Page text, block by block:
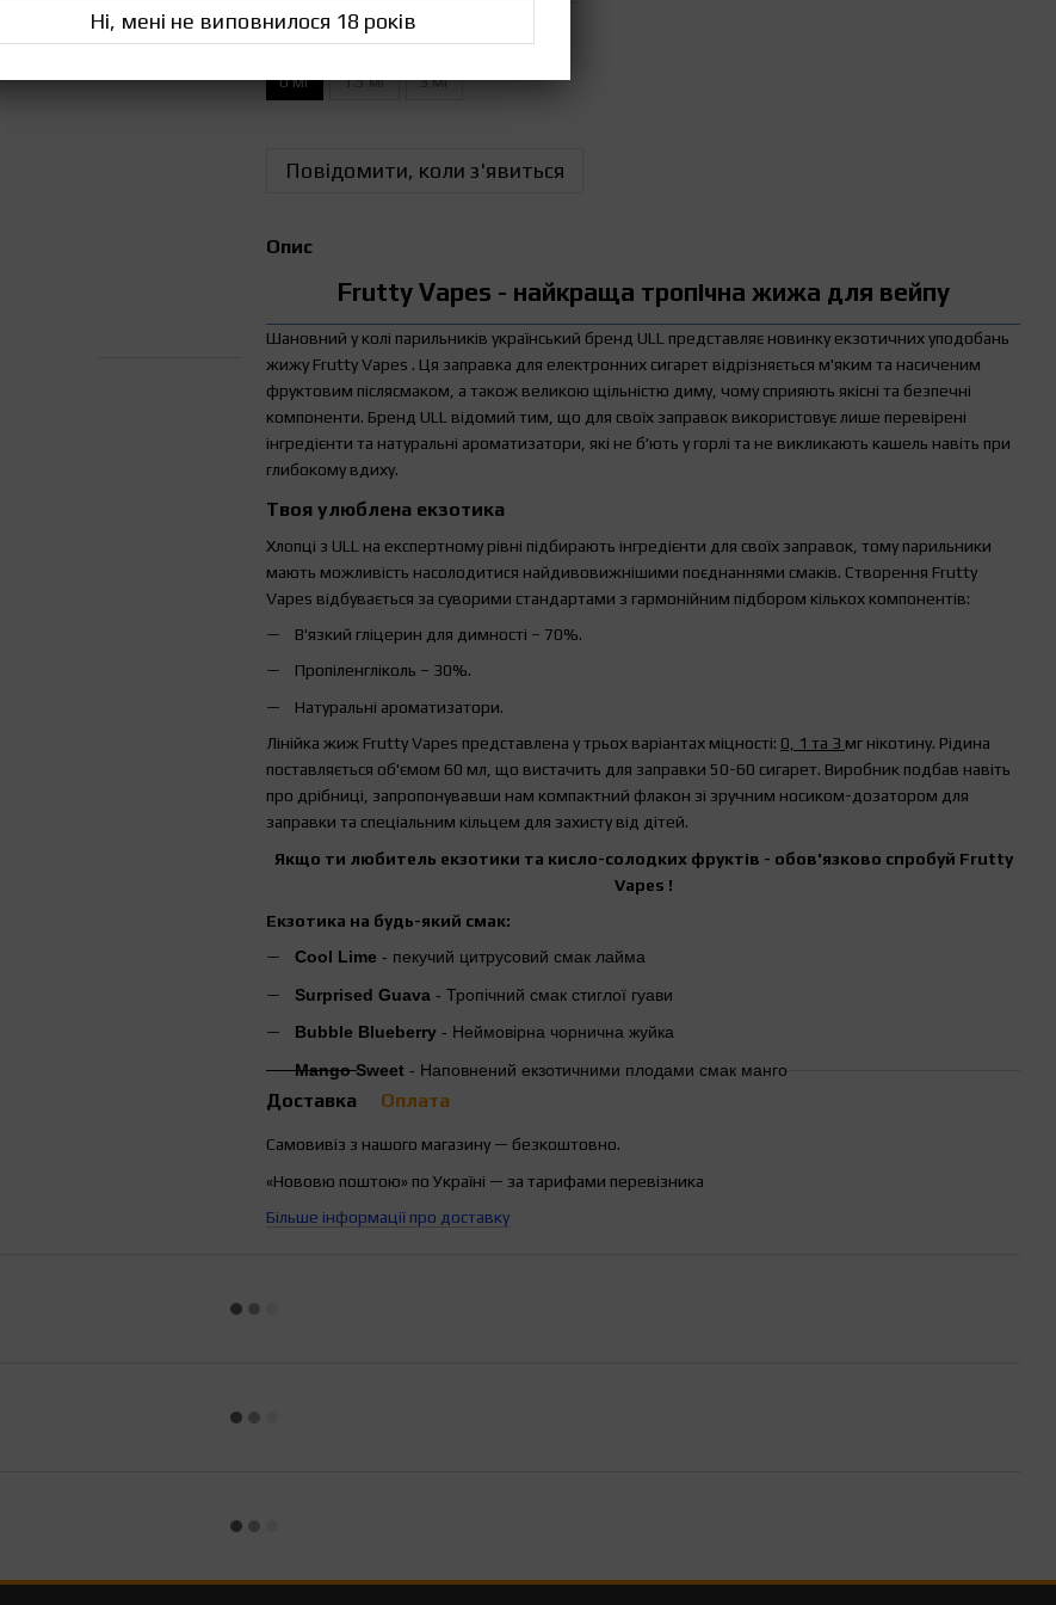
Міцність рідини
0 мг 1.5 мг 3 мг
Повідомити, коли з'явиться
Опис
Frutty Vapes - найкраща тропічна жижа для вейпу
Шановний у колі парильників український бренд ULL представляє новинку екзотичних уподобань
жижу Frutty Vapes . Ця заправка для електронних сигарет відрізняється м'яким та насиченим
фруктовим післясмаком, а також великою щільністю диму, чому сприяють якісні та безпечні
компоненти. Бренд ULL відомий тим, що для своїх заправок використовує лише перевірені
інгредієнти та натуральні ароматизатори, які не б'ють у горлі та не викликають кашель навіть при
глибокому вдиху.
Твоя улюблена екзотика
Хлопці з ULL на експертному рівні підбирають інгредієнти для своїх заправок, тому парильники
мають можливість насолодитися найдивовижнішими поєднаннями смаків. Створення Frutty
Vapes відбувається за суворими стандартами з гармонійним підбором кількох компонентів:
В'язкий гліцерин для димності – 70%.
Пропіленгліколь – 30%.
Натуральні ароматизатори.
Лінійка жиж Frutty Vapes представлена у трьох варіантах міцності: 0, 1 та 3 мг нікотину. Рідина
поставляється об'ємом 60 мл, що вистачить для заправки 50-60 сигарет. Виробник подбав навіть
про дрібниці, запропонувавши нам компактний флакон зі зручним носиком-дозатором для
заправки та спеціальним кільцем для захисту від дітей.
Якщо ти любитель екзотики та кисло-солодких фруктів - обов'язково спробуй Frutty
Vapes !
Екзотика на будь-який смак:
Cool Lime - пекучий цитрусовий смак лайма
Surprised Guava - Тропічний смак стиглої гуави
Bubble Blueberry - Неймовірна чорнична жуйка
Mango Sweet - Наповнений екзотичними плодами смак манго
Доставка Оплата
Самовивіз з нашого магазину — безкоштовно.
«Нововю поштою» по Україні — за тарифами перевізника
Більше інформації про доставку
Ні, мені не виповнилося 18 років